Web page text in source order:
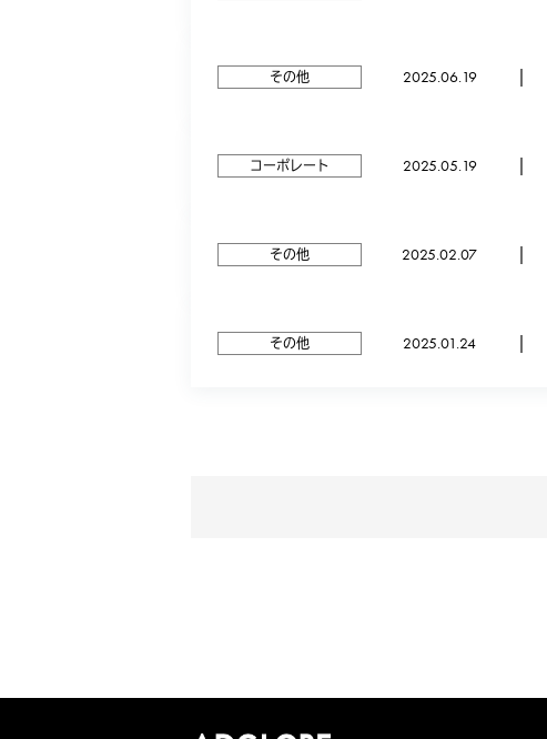
その他 2025.06.19 |
コーポレート 2025.05.19 |
その他 2025.02.07 |
その他 2025.01.24 |